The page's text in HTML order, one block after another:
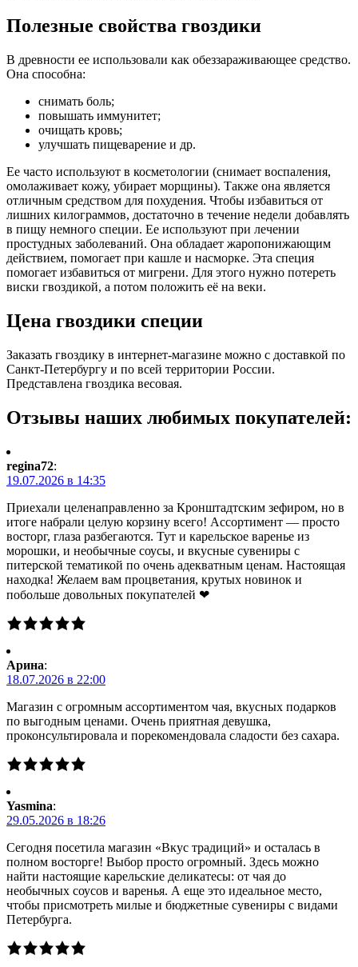
Полезные свойства гвоздики
В древности ее использовали как обеззараживающее средство.
Она способна:
снимать боль;
повышать иммунитет;
очищать кровь;
улучшать пищеварение и др.
Ее часто используют в косметологии (снимает воспаления,
омолаживает кожу, убирает морщины). Также она является
отличным средством для похудения. Чтобы избавиться от
лишних килограммов, достаточно в течение недели добавлять
в пищу немного специи. Ее используют при лечении
простудных заболеваний. Она обладает жаропонижающим
действием, помогает при кашле и насморке. Эта специя
помогает избавиться от мигрени. Для этого нужно потереть
виски гвоздикой, а потом положить её на веки.
Цена гвоздики специи
Заказать гвоздику в интернет-магазине можно с доставкой по
Санкт-Петербургу и по всей территории России.
Представлена гвоздика весовая.
Отзывы наших любимых покупателей:
regina72:
19.07.2026 в 14:35
Приехали целенаправленно за Кронштадтским зефиром, но в
итоге набрали целую корзину всего! Ассортимент — просто
восторг, глаза разбегаются. Тут и карельское варенье из
морошки, и необычные соусы, и вкусные сувениры с
питерской тематикой по очень адекватным ценам. Настоящая
находка! Желаем вам процветания, крутых новинок и
побольше довольных покупателей ❤
Арина:
18.07.2026 в 22:00
Магазин с огромным ассортиментом чая, вкусных подарков
по выгодным ценами. Очень приятная девушка,
проконсультировала и порекомендовала сладости без сахара.
Yasmina:
29.05.2026 в 18:26
Сегодня посетила магазин «Вкус традиций» и осталась в
полном восторге! Выбор просто огромный. Здесь можно
найти настоящие карельские деликатесы: от чая до
необычных соусов и варенья. А еще это идеальное место,
чтобы присмотреть милые и бюджетные сувениры с видами
Петербурга.